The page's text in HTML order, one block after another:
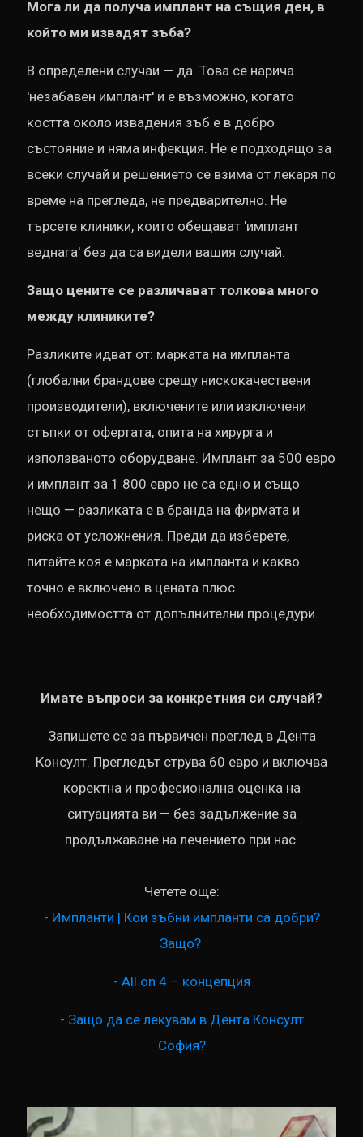
Мога ли да получа имплант на същия ден, в
който ми извадят зъба?
В определени случаи — да. Това се нарича
'незабавен имплант' и е възможно, когато
костта около извадения зъб е в добро
състояние и няма инфекция. Не е подходящо за
всеки случай и решението се взима от лекаря по
време на прегледа, не предварително. Не
търсете клиники, които обещават 'имплант
веднага' без да са видели вашия случай.
Защо цените се различават толкова много
между клиниките?
Разликите идват от: марката на импланта
(глобални брандове срещу нискокачествени
производители), включените или изключени
стъпки от офертата, опита на хирурга и
използваното оборудване. Имплант за 500 евро
и имплант за 1 800 евро не са едно и също
нещо — разликата е в бранда на фирмата и
риска от усложнения. Преди да изберете,
питайте коя е марката на импланта и какво
точно е включено в цената плюс
необходимостта от допълнителни процедури.
Имате въпроси за конкретния си случай?
Запишете се за първичен преглед в Дента
Консулт. Прегледът струва 60 евро и включва
коректна и професионална оценка на
ситуацията ви — без задължение за
продължаване на лечението при нас.
Четете още:
- Импланти | Кои зъбни импланти са добри?
Защо?
- All on 4 – концепция
- Защо да се лекувам в Дента Консулт
София?